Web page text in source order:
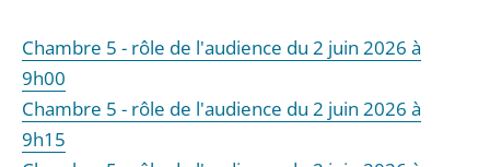
Chambre 5 - rôle de l'audience du 2 juin 2026 à
9h00
Chambre 5 - rôle de l'audience du 2 juin 2026 à
9h15